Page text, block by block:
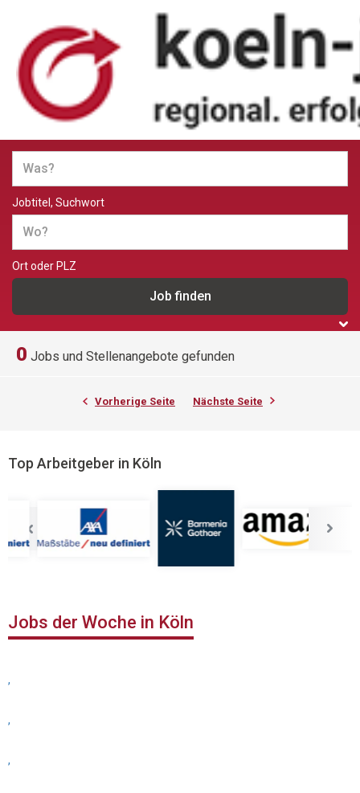
Jobs und Stellenangebote in
Köln
Jobtitel, Suchwort
Ort oder PLZ
0 Jobs und Stellenangebote gefunden
Vorherige Seite Nächste Seite
Top Arbeitgeber in Köln
Jobs der Woche in Köln
,
,
,